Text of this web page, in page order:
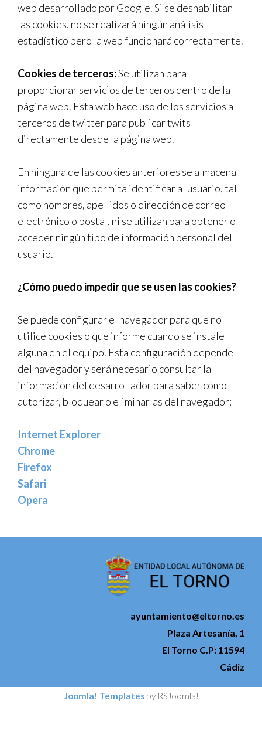
web desarrollado por Google. Si se deshabilitan
las cookies, no se realizará ningún análisis
estadístico pero la web funcionará correctamente.
Cookies de terceros:Se utilizan para
proporcionar servicios de terceros dentro de la
página web. Esta web hace uso de los servicios a
terceros de twitter para publicar twits
directamente desde la página web.
En ninguna de las cookies anteriores se almacena
información que permita identificar al usuario, tal
como nombres, apellidos o dirección de correo
electrónico o postal, ni se utilizan para obtener o
acceder ningún tipo de información personal del
usuario.
¿Cómo puedo impedir que se usen las cookies?
Se puede configurar el navegador para que no
utilice cookies o que informe cuando se instale
alguna en el equipo. Esta configuración depende
del navegador y será necesario consultar la
información del desarrollador para saber cómo
autorizar, bloquear o eliminarlas del navegador:
Internet Explorer
Chrome
Firefox
Safari
Opera
ayuntamiento@eltorno.es
Plaza Artesanía, 1
El Torno C.P: 11594
Cádiz
Joomla! Templatesby RSJoomla!